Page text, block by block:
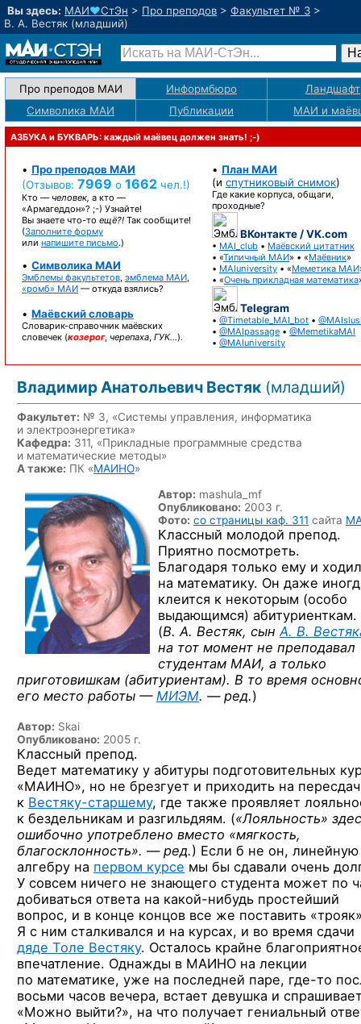
Вы здесь: МАИ♥СтЭн > Про преподов > Факультет № 3 >
В. А. Вестяк (младший)
Про преподов МАИ Информбюро
Ландшафт
Символика МАИ
Публикации МАИ и
АЗБУКА и БУКВАРЬ: каждый маёвец должен знать! ;-)
• Про преподов МАИ
(Отзывов: 7969 о 1662 чел.!)
Кто — человек, а кто —
«Армагеддон»? ;-) Узнайте!
Вы знаете что-то ещё?! Так сообщите!
(Заполните форму
или напишите письмо.)
• Символика МАИ
Эмблемы факультетов, эмблема МАИ,
«ромб» МАИ — откуда взялись?
• Маёвский словарь
Словарик-справочник маёвских
словечек (козерог, черепаха, ГУК…).
• План МАИ
(и спутниковый снимок)
Где какие корпуса, общаги,
проходные?
ВКонтакте / VK.com
• MAI_club • Маёвский цитатник
• «Типичный МАИ» • «Маёвник»
• MAIuniversity • «Меметика МАИ
• «Очень прикладная математика
Telegram
• @Timetable_MAI_bot •
• @MAIpassage • @MemetikaMAI
• @MAIuniversity
Владимир Анатольевич Вестяк (младший)
Факультет: № 3, «Системы управления, информатика
и электроэнергетика»
Кафедра: 311, «Прикладные программные средства
и математические методы»
А также: ПК «МАИНО»
Автор: mashula_mf
Опубликовано: 2003 г.
Фото: со страницы каф. 311 сайта
Классный молодой препод.
Приятно посмотреть.
Благодаря только ему и
на математику. Он даже
клеится к некоторым (особо
выдающимся) абитуриенткам.
(В. А. Вестяк, сынА. В.
на тот момент не преподавал
студентам МАИ, а только
приготовишкам (абитуриентам). В то время
его место работы — МИЭМ. — ред.)
Автор: Skai
Опубликовано: 2005 г.
Классный препод.
Ведет математику у абитуры подготовительных
«МАИНО», но не брезгует и приходить на
к Вестяку-старшему, где также проявляет
к бездельникам и разгильдяям. («Лояльность»
ошибочно употреблено вместо «мягкость,
благосклонность». — ред.) Если б не он, линейную
алгебру на первом курсе мы бы сдавали очень
У совсем ничего не знающего студента может по
добиваться ответа на какой-нибудь простейший
вопрос, и в конце концов все же поставить
Я с ним сталкивался и на курсах, и во время сдачи
дяде Толе Вестяку. Осталось крайне
впечатление. Однажды в МАИНО на лекции
по математике, уже на последней паре, где-то
восьми часов вечера, встает девушка и
«Можно выйти?», на что получает гениальный